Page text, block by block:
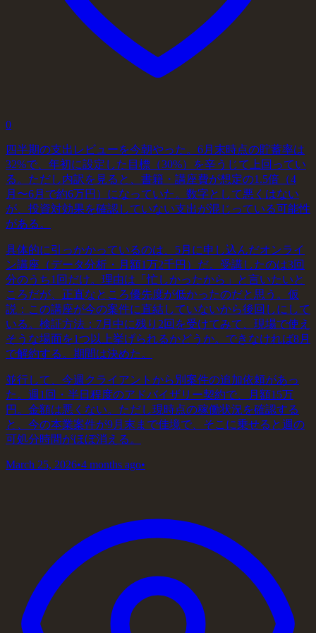
0
四半期の支出レビューを今朝やった。6月末時点の貯蓄率は
32%で、年初に設定した目標（30%）を辛うじて上回ってい
る。ただし内訳を見ると、書籍・講座費が想定の1.5倍（4
月〜6月で約6万円）になっていた。数字として悪くはない
が、投資対効果を確認していない支出が混じっている可能性
がある。
具体的に引っかかっているのは、5月に申し込んだオンライ
ン講座（データ分析・月額1万2千円）だ。受講したのは3回
分のうち1回だけ。理由は「忙しかったから」と言いたいと
ころだが、正直なところ優先度が低かったのだと思う。仮
説：この講座が今の案件に直結していないから後回しにして
いる。検証方法：7月中に残り2回を受けてみて、現場で使え
そうな場面を1つ以上挙げられるかどうか。できなければ8月
で解約する。期間は決めた。
並行して、今週クライアントから別案件の追加依頼があっ
た。週1回・半日程度のアドバイザリー契約で、月額15万
円。金額は悪くない。ただし現時点の稼働状況を確認する
と、今の本業案件が9月末まで佳境で、そこに乗せると週の
可処分時間がほぼ消える。
March 25, 2026•4 months ago•